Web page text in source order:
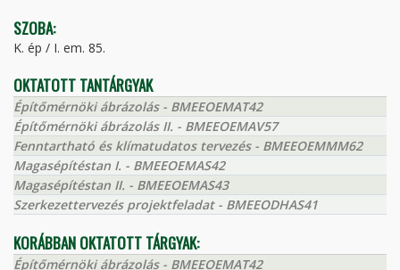
SZOBA:
K. ép / I. em. 85.
OKTATOTT TANTÁRGYAK
Építőmérnöki ábrázolás - BMEEOEMAT42
Építőmérnöki ábrázolás II. - BMEEOEMAV57
Fenntartható és klímatudatos tervezés - BMEEOEMMM62
Magasépítéstan I. - BMEEOEMAS42
Magasépítéstan II. - BMEEOEMAS43
Szerkezettervezés projektfeladat - BMEEODHAS41
KORÁBBAN OKTATOTT TÁRGYAK:
Építőmérnöki ábrázolás - BMEEOEMAT42